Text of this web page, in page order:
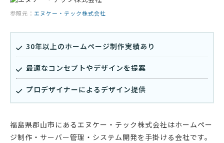
参照元： エヌケー・テック株式会社
30年以上のホームページ制作実績あり
最適なコンセプトやデザインを提案
プロデザイナーによるデザイン提供
福島県郡山市にあるエヌケー・テック株式会社はホームペー
ジ制作・サーバー管理・システム開発を手掛ける会社です。